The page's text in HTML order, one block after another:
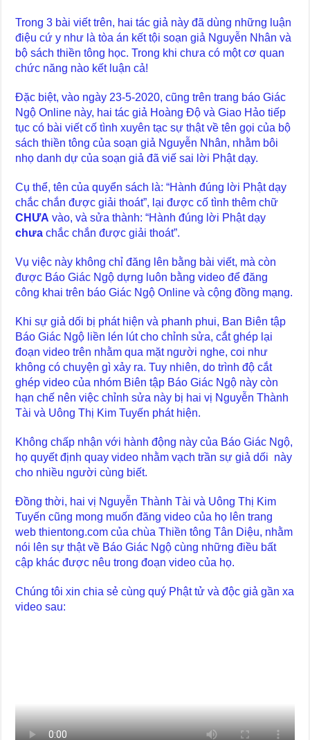
Trong 3 bài viết trên, hai tác giả này đã dùng những luận
điệu cứ y như là tòa án kết tội soạn giả Nguyễn Nhân và
bộ sách thiền tông học. Trong khi chưa có một cơ quan
chức năng nào kết luận cả!
Đặc biệt, vào ngày 23-5-2020, cũng trên trang báo Giác
Ngộ Online này, hai tác giả Hoàng Độ và Giao Hảo tiếp
tục có bài viết cố tình xuyên tạc sự thật về tên gọi của bộ
sách thiền tông của soạn giả Nguyễn Nhân, nhằm bôi
nhọ danh dự của soạn giả đã viế sai lời Phật dạy.
Cụ thể, tên của quyển sách là: “Hành đúng lời Phật dạy
chắc chắn được giải thoát”, lại được cố tình thêm chữ
CHƯA vào, và sửa thành: “Hành đúng lời Phật dạy
chưa chắc chắn được giải thoát”.
Vụ việc này không chỉ đăng lên bằng bài viết, mà còn
được Báo Giác Ngộ dựng luôn bằng video để đăng
công khai trên báo Giác Ngộ Online và cộng đồng mạng.
Khi sự giả dối bị phát hiện và phanh phui, Ban Biên tập
Báo Giác Ngộ liền lén lút cho chỉnh sửa, cắt ghép lại
đoạn video trên nhằm qua mặt người nghe, coi như
không có chuyện gì xảy ra. Tuy nhiên, do trình độ cắt
ghép video của nhóm Biên tập Báo Giác Ngộ này còn
hạn chế nên việc chỉnh sửa này bị hai vị Nguyễn Thành
Tài và Uông Thị Kim Tuyến phát hiện.
Không chấp nhận với hành động này của Báo Giác Ngộ,
họ quyết định quay video nhằm vạch trần sự giả dối này
cho nhiều người cùng biết.
Đồng thời, hai vị Nguyễn Thành Tài và Uông Thị Kim
Tuyến cũng mong muốn đăng video của họ lên trang
web thientong.com của chùa Thiền tông Tân Diệu, nhằm
nói lên sự thật về Báo Giác Ngộ cùng những điều bất
cập khác được nêu trong đoạn video của họ.
Chúng tôi xin chia sẻ cùng quý Phật tử và độc giả gần xa
video sau: